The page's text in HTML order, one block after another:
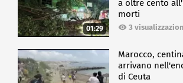
01:29
a oltre cento
morti
3
Marocco,
arrivano
di Ceuta